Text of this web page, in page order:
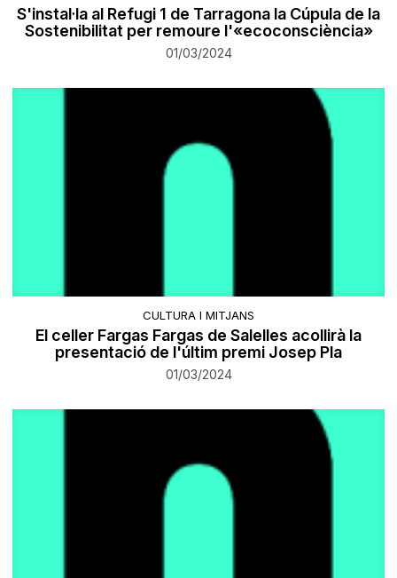
S'instal·la al Refugi 1 de Tarragona la Cúpula de la
Sostenibilitat per remoure l'«ecoconsciència»
01/03/2024
CULTURA I MITJANS
El celler Fargas Fargas de Salelles acollirà la
presentació de l'últim premi Josep Pla
01/03/2024